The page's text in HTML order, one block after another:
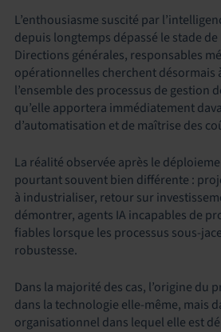
L’enthousiasme suscité par
depuis longtemps dépassé le stade
Directions générales, responsables
opérationnelles cherchent désormais
l’ensemble des processus de gestion
qu’elle apportera immédiatement
d’automatisation et de maîtrise des
La réalité observée après le
pourtant souvent bien différente :
à industrialiser, retour sur
démontrer, agents IA incapables de
fiables lorsque les processus sous-
robustesse.
Dans la majorité des cas, l’origine du
dans la technologie elle-même, mais
organisationnel dans lequel elle est